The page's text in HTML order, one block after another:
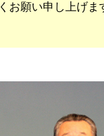
お願い申し上げま